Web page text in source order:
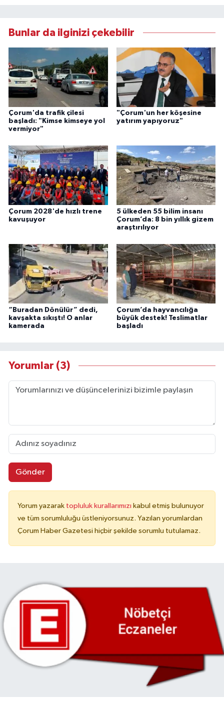
Bunlar da ilginizi çekebilir
Çorum'da trafik çilesi
başladı: "Kimse kimseye yol
vermiyor"
"Çorum'un her köşesine
yatırım yapıyoruz"
Çorum 2028'de hızlı trene
kavuşuyor
5 ülkeden 55 bilim insanı
Çorum’da: 8 bin yıllık gizem
araştırılıyor
“Buradan Dönülür” dedi,
kavşakta sıkıştı! O anlar
kamerada
Çorum’da hayvancılığa
büyük destek! Teslimatlar
başladı
Yorumlar (3)
Gönder
Yorum yazarak topluluk kurallarımızı kabul etmiş bulunuyor
ve tüm sorumluluğu üstleniyorsunuz. Yazılan yorumlardan
Çorum Haber Gazetesi hiçbir şekilde sorumlu tutulamaz.